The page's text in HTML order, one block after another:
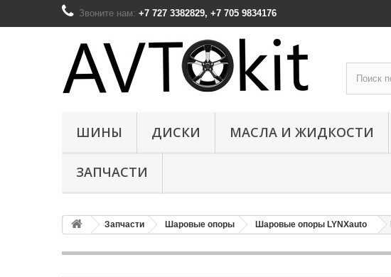
Звоните нам: +7 727 3382829, +7 705 9834176
ШИНЫ ДИСКИ МАСЛА И ЖИДКОСТИ
ЗАПЧАСТИ
Запчасти Шаровые опоры Шаровые опоры LYNXauto